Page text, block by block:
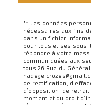
** Les données
nécessaires aux fins
dans un fichier
pour tous et ses
répondre à votre
communiquées aux
tous 26 Rue du
de rectification,
d’opposition, de
moment et du droit